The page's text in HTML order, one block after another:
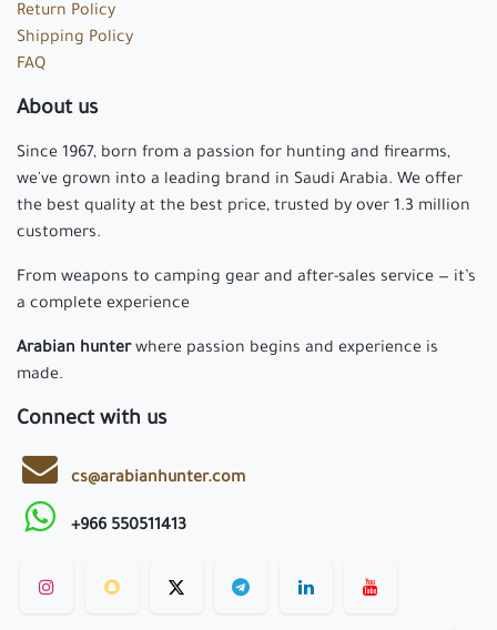
Return Policy
Shipping Policy
FAQ
About us
Since 1967, born from a passion for hunting and firearms,
we've grown into a leading brand in Saudi Arabia. We offer
the best quality at the best price, trusted by over 1.3 million
customers.
From weapons to camping gear and after-sales service — it’s
a complete experience
Arabian hunterwhere passion begins and experience is
made.
Connect with us
cs@arabianhunter.com
+966 550511413